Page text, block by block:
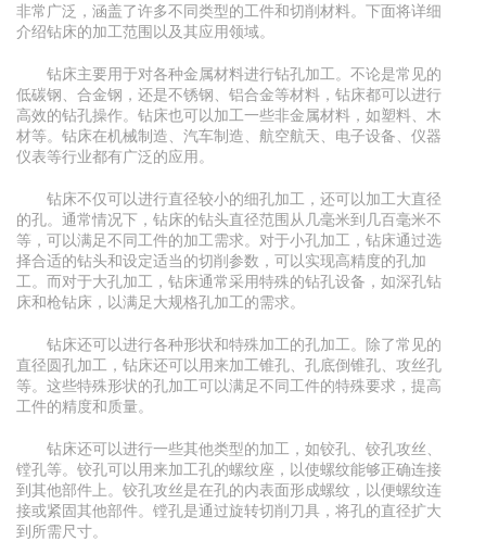
非常广泛，涵盖了许多不同类型的工件和切削材料。下面将详细
介绍钻床的加工范围以及其应用领域。
钻床主要用于对各种金属材料进行钻孔加工。不论是常见的
低碳钢、合金钢，还是不锈钢、铝合金等材料，钻床都可以进行
高效的钻孔操作。钻床也可以加工一些非金属材料，如塑料、木
材等。钻床在机械制造、汽车制造、航空航天、电子设备、仪器
仪表等行业都有广泛的应用。
钻床不仅可以进行直径较小的细孔加工，还可以加工大直径
的孔。通常情况下，钻床的钻头直径范围从几毫米到几百毫米不
等，可以满足不同工件的加工需求。对于小孔加工，钻床通过选
择合适的钻头和设定适当的切削参数，可以实现高精度的孔加
工。而对于大孔加工，钻床通常采用特殊的钻孔设备，如深孔钻
床和枪钻床，以满足大规格孔加工的需求。
钻床还可以进行各种形状和特殊加工的孔加工。除了常见的
直径圆孔加工，钻床还可以用来加工锥孔、孔底倒锥孔、攻丝孔
等。这些特殊形状的孔加工可以满足不同工件的特殊要求，提高
工件的精度和质量。
钻床还可以进行一些其他类型的加工，如铰孔、铰孔攻丝、
镗孔等。铰孔可以用来加工孔的螺纹座，以使螺纹能够正确连接
到其他部件上。铰孔攻丝是在孔的内表面形成螺纹，以便螺纹连
接或紧固其他部件。镗孔是通过旋转切削刀具，将孔的直径扩大
到所需尺寸。